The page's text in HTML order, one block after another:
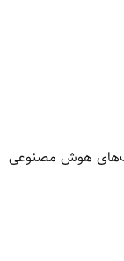
هوش مصنوعی